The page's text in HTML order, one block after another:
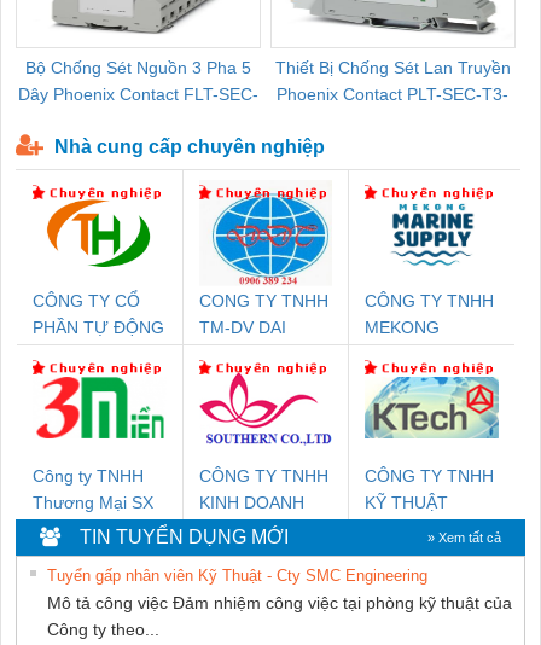
Bộ Chống Sét Nguồn 3 Pha 5
Dây Phoenix Contact FLT-SEC-
Thiết Bị Chống Sét Lan Truyền
Phoenix Contact PLT-SEC-T3-
Nhà cung cấp chuyên nghiệp
CÔNG TY CỔ
PHẦN TỰ ĐỘNG
CONG TY TNHH
TM-DV DAI
CÔNG TY TNHH
MEKONG
SUPPLY
Công ty TNHH
Thương Mại SX
Ba Miền
CÔNG TY TNHH
KINH DOANH
DỊCH VỤ XNK
PHƯƠNG NAM
CÔNG TY TNHH
KỸ THUẬT
KTECH VIỆT
NAM
TIN TUYỂN DỤNG MỚI » Xem tất cả
Tuyển gấp nhân viên Kỹ Thuật - Cty SMC Engineering
Mô tả công việc Đảm nhiệm công việc tại phòng kỹ thuật của
Công ty theo...